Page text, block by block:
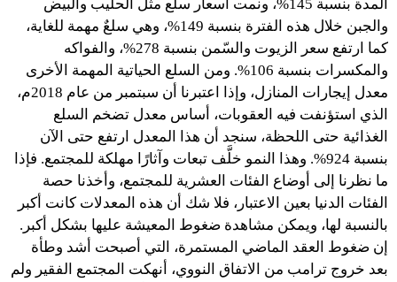
المدة بنسبة 145%، ونمت أسعار سلع مثل الحليب والبيض
والجبن خلال هذه الفترة بنسبة 149%، وهي سلعٌ مهمة للغاية،
كما ارتفع سعر الزيوت والسّمن بنسبة 278%، والفواكه
والمكسرات بنسبة 106%. ومن السلع الحياتية المهمة الأخرى
معدل إيجارات المنازل، وإذا اعتبرنا أن سبتمبر من عام 2018م،
الذي استؤنفت فيه العقوبات، أساس معدل تضخم السلع
الغذائية حتى اللحظة، سنجد أن هذا المعدل ارتفع حتى الآن
بنسبة 924%. وهذا النمو خلَّف تبعات وآثارًا مهلكة للمجتمع. فإذا
ما نظرنا إلى أوضاع الفئات العشرية للمجتمع، وأخذنا حصة
الفئات الدنيا بعين الاعتبار، فلا شك أن هذه المعدلات كانت أكبر
بالنسبة لها، ويمكن مشاهدة ضغوط المعيشة عليها بشكل أكبر.
إن ضغوط العقد الماضي المستمرة، التي أصبحت أشد وطأة
بعد خروج ترامب من الاتفاق النووي، أنهكت المجتمع الفقير ولم